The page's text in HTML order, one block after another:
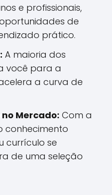
e profissionais,
de
prático.
A maioria dos
você para a
a curva de
Mercado: Com a
conhecimento
currículo se
de uma seleção